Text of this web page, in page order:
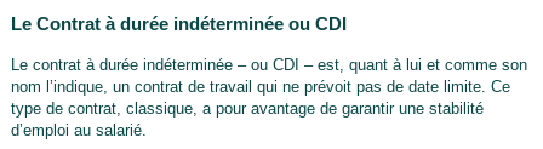
Le Contrat à durée indéterminée ou CDI
Le contrat à durée indéterminée – ou CDI – est, quant à lui et comme son
nom l’indique, un contrat de travail qui ne prévoit pas de date limite. Ce
type de contrat, classique, a pour avantage de garantir une stabilité
d’emploi au salarié.